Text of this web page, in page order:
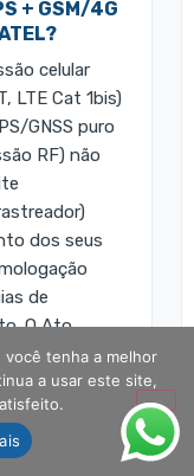
+ GSM/4G
celular
LTE Cat 1bis)
GNSS puro
RF) não
dos seus
de
O Ato
ao escopo,
em
você tenha a melhor
a usar este site,